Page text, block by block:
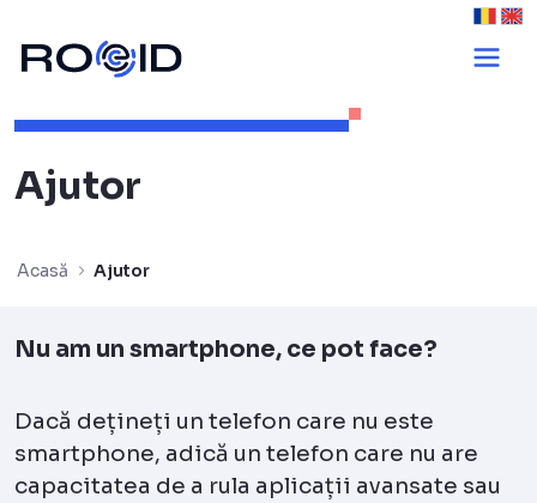
Folosirea
Ajutor
Acasă Ajutor
Nu am un smartphone, ce pot face?
Dacă dețineți un telefon care nu este
smartphone, adică un telefon care nu are
capacitatea de a rula aplicații avansate sau